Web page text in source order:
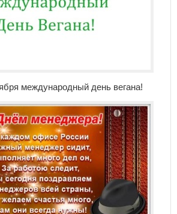
международный день вегана!